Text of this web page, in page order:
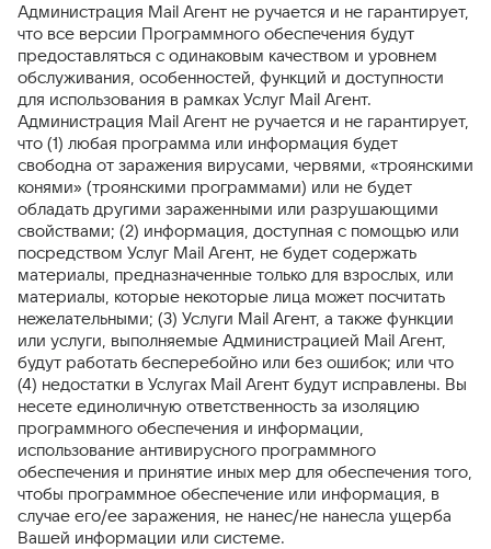
Администрация Mail Агент не ручается и не гарантирует,
что все версии Программного обеспечения будут
предоставляться с одинаковым качеством и уровнем
обслуживания, особенностей, функций и доступности
для использования в рамках Услуг Mail Агент.
Администрация Mail Агент не ручается и не гарантирует,
что (1) любая программа или информация будет
свободна от заражения вирусами, червями, «троянскими
конями» (троянскими программами) или не будет
обладать другими зараженными или разрушающими
свойствами; (2) информация, доступная с помощью или
посредством Услуг Mail Агент, не будет содержать
материалы, предназначенные только для взрослых, или
материалы, которые некоторые лица может посчитать
нежелательными; (3) Услуги Mail Агент, а также функции
или услуги, выполняемые Администрацией Mail Агент,
будут работать бесперебойно или без ошибок; или что
(4) недостатки в Услугах Mail Агент будут исправлены. Вы
несете единоличную ответственность за изоляцию
программного обеспечения и информации,
использование антивирусного программного
обеспечения и принятие иных мер для обеспечения того,
чтобы программное обеспечение или информация, в
случае его/ее заражения, не нанес/не нанесла ущерба
Вашей информации или системе.